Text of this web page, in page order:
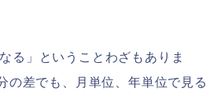
る」ということわざもありま
の差でも、月単位、年単位で見る